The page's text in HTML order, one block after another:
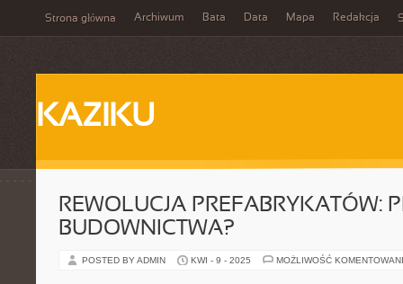
Strona główna Archiwum Bata Data Mapa Redakcja
KAZIKU
REWOLUCJA PREFABRYKATÓW:
BUDOWNICTWA?
POSTED BY ADMIN KWI - 9 - 2025 MOŻLIWOŚĆ